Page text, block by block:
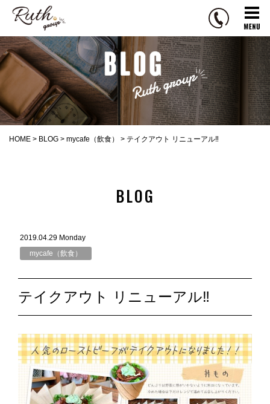
t
h
g
r
o
u
HOME > BLOG > mycafe（飲食） > テイクアウト リニューアル‼︎
BLOG
2019.04.29 Monday
mycafe（飲食）
テイクアウト リニューアル‼︎